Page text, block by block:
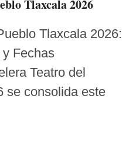
Tlaxcala 2026
Tlaxcala 2026:
Fechas
Teatro del
se consolida este